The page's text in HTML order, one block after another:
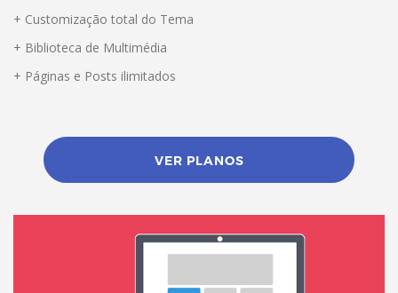
+ Customização total do Tema
+ Biblioteca de Multimédia
+ Páginas e Posts ilimitados
VER PLANOS